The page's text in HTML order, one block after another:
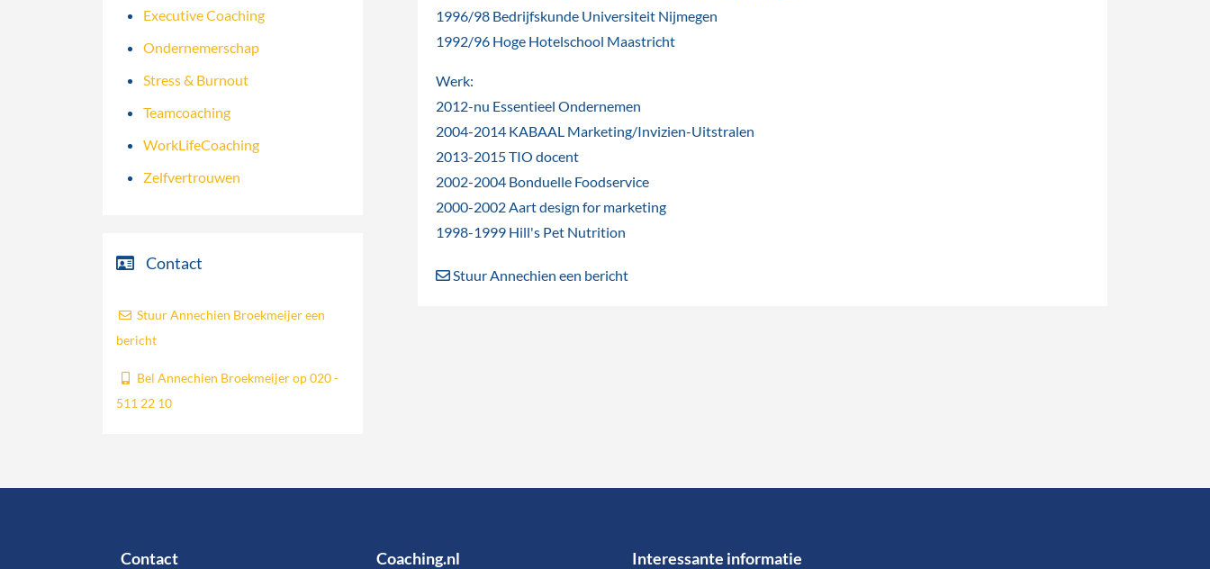
1996/98 Bedrijfskunde Universiteit Nijmegen
1992/96 Hoge Hotelschool Maastricht
Werk:
2012-nu Essentieel Ondernemen
2004-2014 KABAAL Marketing/Invizien-Uitstralen
2013-2015 TIO docent
2002-2004 Bonduelle Foodservice
2000-2002 Aart design for marketing
1998-1999 Hill's Pet Nutrition
Stuur Annechien een bericht
Executive Coaching
Ondernemerschap
Stress & Burnout
Teamcoaching
WorkLifeCoaching
Zelfvertrouwen
Contact
Stuur Annechien Broekmeijer een
bericht
Bel Annechien Broekmeijer op 020 -
511 22 10
Contact Coaching.nl Interessante informatie